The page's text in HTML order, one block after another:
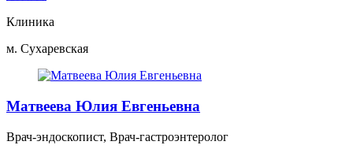
Клиника
м. Сухаревская
Матвеева Юлия Евгеньевна
Врач-эндоскопист, Врач-гастроэнтеролог